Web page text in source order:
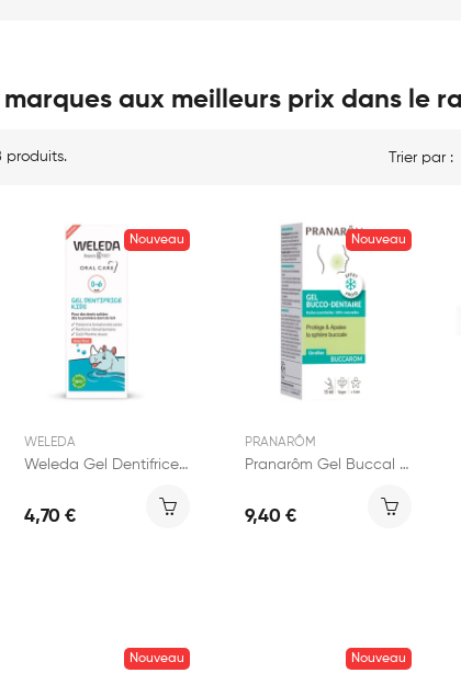
marques aux meilleurs prix dans le
produits. Trier par :
Nouveau
WELEDA
Weleda Gel Dentifrice Kids 50ml
4,70 €
Nouveau
PRANARÔM
Pranarôm Gel Buccal Hygiène Bucco-Dentaire 15ml
9,40 €
Nouveau Nouveau